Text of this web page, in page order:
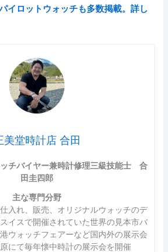
イロットウォッチも多数掲載。詳し
美堂時計店 合田
チバイヤー兼時計修理三級技能士 合
田圭四郎
主な専門分野
入れ、販売、オリジナルウォッチのデ
イスで開催されていた世界の見本市バ
ウォッチフェアーなど国内外の展示会
にて毎年懐中時計の展示会を開催